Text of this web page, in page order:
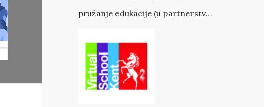
pružanje edukacije (u partnerstvu